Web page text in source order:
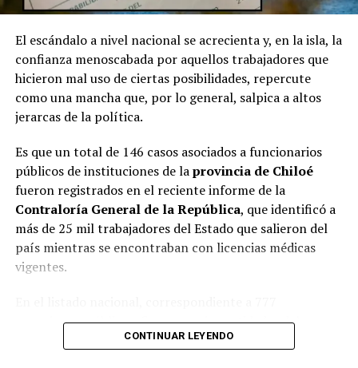
El escándalo a nivel nacional se acrecienta y, en la isla, la
confianza menoscabada por aquellos trabajadores que
hicieron mal uso de ciertas posibilidades, repercute
como una mancha que, por lo general, salpica a altos
jerarcas de la política.
Es que un total de 146 casos asociados a funcionarios
públicos de instituciones de laprovincia de Chiloé
fueron registrados en el reciente informe de la
Contraloría General de la República, que identificó a
más de 25 mil trabajadores del Estado que salieron del
país mientras se encontraban con licencias médicas
vigentes.
organismos públicos, figuran varias entidades del
Municipalidad de Castro
CONTINUAR LEYENDO